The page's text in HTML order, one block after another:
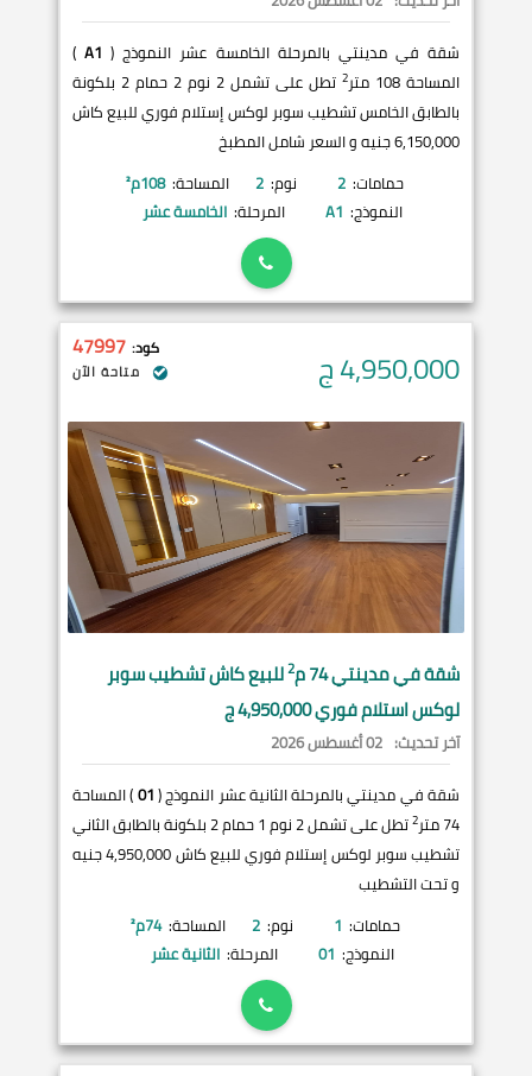
شقة في مدينتي بالمرحلة الخامسة عشر النموذج ( A1
)
المساحة 108 متر
2
تطل على تشمل 2 نوم 2 حمام 2 بلكونة
بالطابق الخامس تشطيب سوبر لوكس إستلام فوري للبيع كاش
6,150,000 جنيه و السعر شامل المطبخ
حمامات: 2 نوم: 2 المساحة: 108م²
النموذج: A1 المرحلة: الخامسة عشر
4,950,000ج كود: 47997
متاحة الآن
شقة فيمدينتي74 م 2للبيع كاش تشطيب سوبر
لوكس استلام فوري 4,950,000 ج
آخر تحديث: 02 أغسطس 2026
شقة في مدينتي بالمرحلة الثانية عشر النموذج (01) المساحة
74 متر
2
تطل على تشمل 2 نوم 1 حمام 2 بلكونة بالطابق الثاني
تشطيب سوبر لوكس إستلام فوري للبيع كاش 4,950,000 جنيه
و تحت التشطيب
حمامات: 1 نوم: 2 المساحة: 74م²
النموذج: 01 المرحلة: الثانية عشر